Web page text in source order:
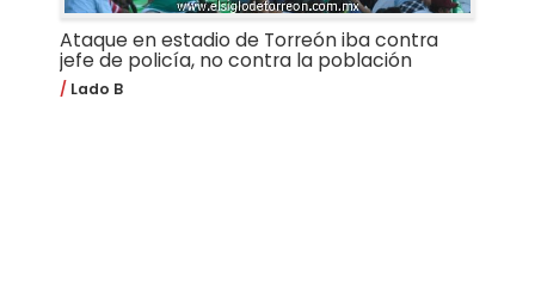
Ataque en estadio de Torreón iba contra
jefe de policía, no contra la población
Lado B